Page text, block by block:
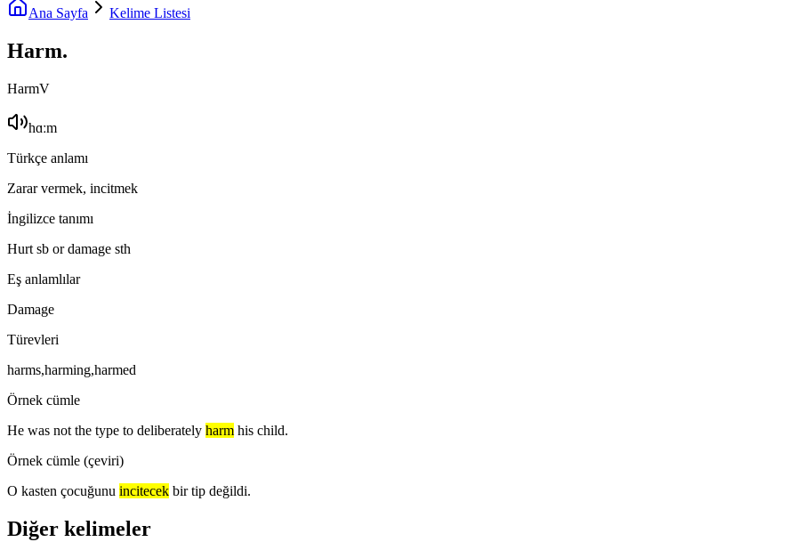
Ana Sayfa Kelime Listesi
Harm.
HarmV
hɑːm
Türkçe anlamı
Zarar vermek, incitmek
İngilizce tanımı
Hurt sb or damage sth
Eş anlamlılar
Damage
Türevleri
harms,harming,harmed
Örnek cümle
He was not the type to deliberately harm his child.
Örnek cümle (çeviri)
O kasten çocuğunu incitecek bir tip değildi.
Diğer kelimeler